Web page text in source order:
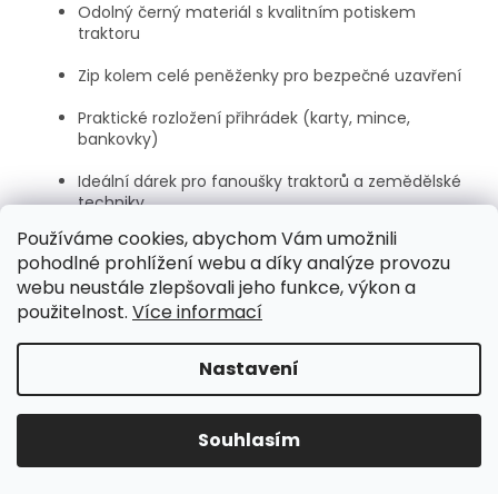
Používáme cookies, abychom Vám umožnili
pohodlné prohlížení webu a díky analýze provozu
webu neustále zlepšovali jeho funkce, výkon a
použitelnost. Více informací
Nastavení
Souhlasím
Odolný černý materiál s kvalitním potiskem
traktoru
Zip kolem celé peněženky pro bezpečné uzavření
Praktické rozložení přihrádek (karty, mince,
bankovky)
Ideální dárek pro fanoušky traktorů a zemědělské
techniky
Vytvořil Shoptet
GaBdini. Všechna práva vyhrazena.